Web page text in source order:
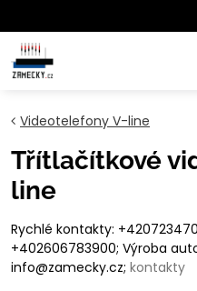
Videotelefony V-line
Třítlačítkové
line
Rychlé kontakty:
+402606783900; Výroba
info@zamecky.cz; kontakty